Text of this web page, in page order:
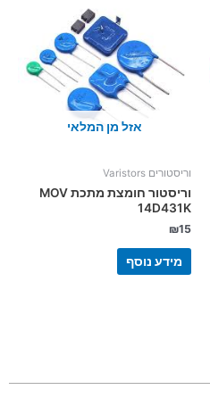
אזל מן המלאי
וריסטורים Varistors
וריסטור חומצת מתכת MOV
14D431K
₪15
מידע נוסף